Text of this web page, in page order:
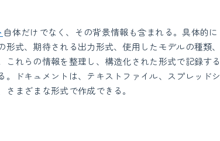
自体だけでなく、その背景情報も含まれる。具体的に
式、期待される出力形式、使用したモデルの種類、
れらの情報を整理し、構造化された形式で記録する
ドキュメントは、テキストファイル、スプレッドシ
まざまな形式で作成できる。